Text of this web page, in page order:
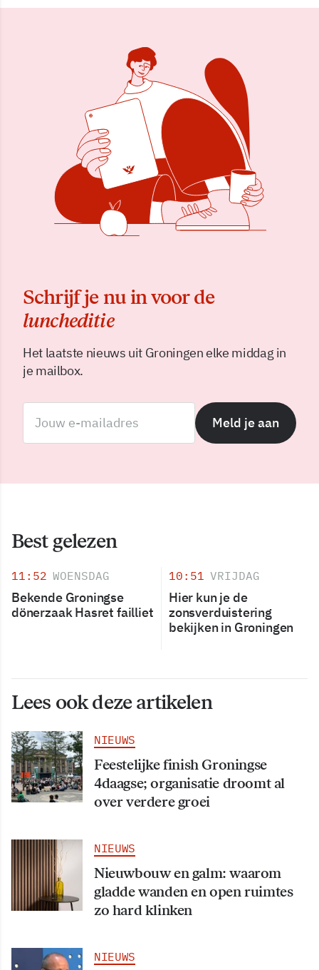
Schrijf je nu in voor de
luncheditie
Het laatste nieuws uit Groningen elke middag in
je mailbox.
Meld je aan
Best gelezen
11:52 WOENSDAG
Bekende Groningse
dönerzaak Hasret failliet
10:51 VRIJDAG
Hier kun je de
zonsverduistering
bekijken in Groningen
Lees ook deze artikelen
NIEUWS
Feestelijke finish Groningse
4daagse; organisatie droomt al
over verdere groei
NIEUWS
Nieuwbouw en galm: waarom
gladde wanden en open ruimtes
zo hard klinken
NIEUWS